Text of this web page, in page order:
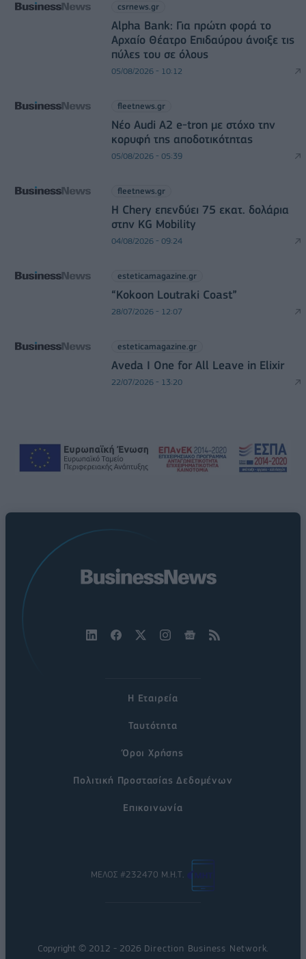
csrnews.gr
Alpha Bank: Για πρώτη φορά το
Αρχαίο Θέατρο Επιδαύρου άνοιξε τις
πύλες του σε όλους
05/08/2026 - 10:12
fleetnews.gr
Νέο Audi A2 e-tron με στόχο την
κορυφή της αποδοτικότητας
05/08/2026 - 05:39
fleetnews.gr
Η Chery επενδύει 75 εκατ. δολάρια
στην KG Mobility
04/08/2026 - 09:24
esteticamagazine.gr
“Kokoon Loutraki Coast”
28/07/2026 - 12:07
esteticamagazine.gr
Aveda I One for All Leave in Elixir
22/07/2026 - 13:20
Η Εταιρεία
Ταυτότητα
Όροι Χρήσης
Πολιτική Προστασίας Δεδομένων
Επικοινωνία
ΜΕΛΟΣ #232470 Μ.Η.Τ.
Copyright © 2012 - 2026 Direction Business Network